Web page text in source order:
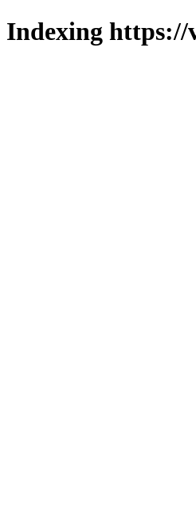
Indexing https://